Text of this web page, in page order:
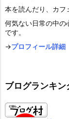
本を読んだり、カフ
何気ない日常の中の
です。
→プロフィール詳細
ブログランキン